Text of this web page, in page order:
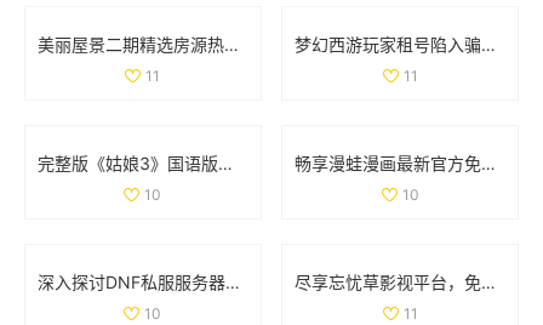
美丽屋景二期精选房源热销中，抓住机会买房吧
11
梦幻西游玩家租号陷入骗局 CBG应优化租赁功能保障权益
11
完整版《姑娘3》国语版在线免费观看的最新资源分享
10
畅享漫蛙漫画最新官方免费版下载安装体验攻略
10
深入探讨DNF私服服务器的安全隐患及技术挑战
10
尽享忘忧草影视平台，免费畅看精彩动漫视频
11